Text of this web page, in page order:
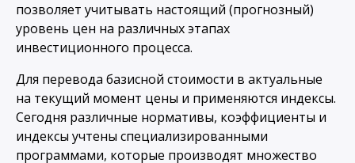
позволяет учитывать настоящий (прогнозный)
уровень цен на различных этапах
инвестиционного процесса.
Для перевода базисной стоимости в актуальные
на текущий момент цены и применяются индексы.
Сегодня различные нормативы, коэффициенты и
индексы учтены специализированными
программами, которые производят множество